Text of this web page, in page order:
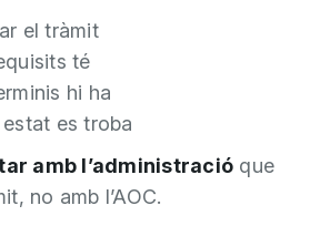
el tràmit
té
hi ha
estat es troba
amb l’administració que
no amb l’AOC.